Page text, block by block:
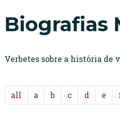
Biografias
Verbetes sobre a história de
all a b c d e